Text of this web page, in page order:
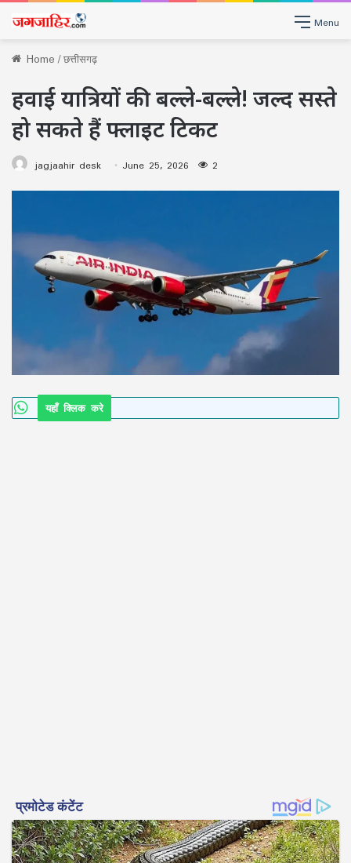
Menu
Home/छत्तीसगढ़
हवाई यात्रियों की बल्ले-बल्ले! जल्द सस्ते
हो सकते हैं फ्लाइट टिकट
jagjaahir desk June 25, 2026 2
यहाँ क्लिक करे